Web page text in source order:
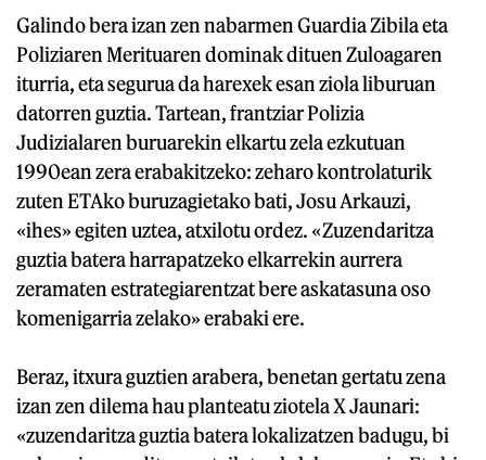
Galindo bera izan zen nabarmen Guardia Zibila eta
Poliziaren Merituaren dominak dituen Zuloagaren
iturria, eta segurua da harexek esan ziola liburuan
datorren guztia. Tartean, frantziar Polizia
Judizialaren buruarekin elkartu zela ezkutuan
1990ean zera erabakitzeko: zeharo kontrolaturik
zuten ETAko buruzagietako bati, Josu Arkauzi,
«ihes» egiten uztea, atxilotu ordez. «Zuzendaritza
guztia batera harrapatzeko elkarrekin aurrera
zeramaten estrategiarentzat bere askatasuna oso
komenigarria zelako» erabaki ere.
Beraz, itxura guztien arabera, benetan gertatu zena
izan zen dilema hau planteatu ziotela X Jaunari:
«zuzendaritza guztia batera lokalizatzen badugu, bi